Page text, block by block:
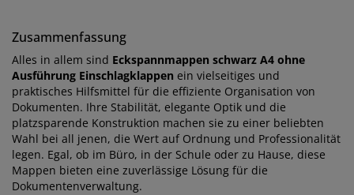
Zusammenfassung
Alles in allem sind Eckspannmappen schwarz A4 ohne
Ausführung Einschlagklappen ein vielseitiges und
praktisches Hilfsmittel für die effiziente Organisation von
Dokumenten. Ihre Stabilität, elegante Optik und die
platzsparende Konstruktion machen sie zu einer beliebten
Wahl bei all jenen, die Wert auf Ordnung und Professionalität
legen. Egal, ob im Büro, in der Schule oder zu Hause, diese
Mappen bieten eine zuverlässige Lösung für die
Dokumentenverwaltung.